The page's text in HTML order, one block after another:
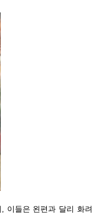
이들은 왼편과 달리 화려